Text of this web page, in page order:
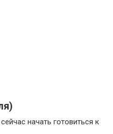
начать готовиться к